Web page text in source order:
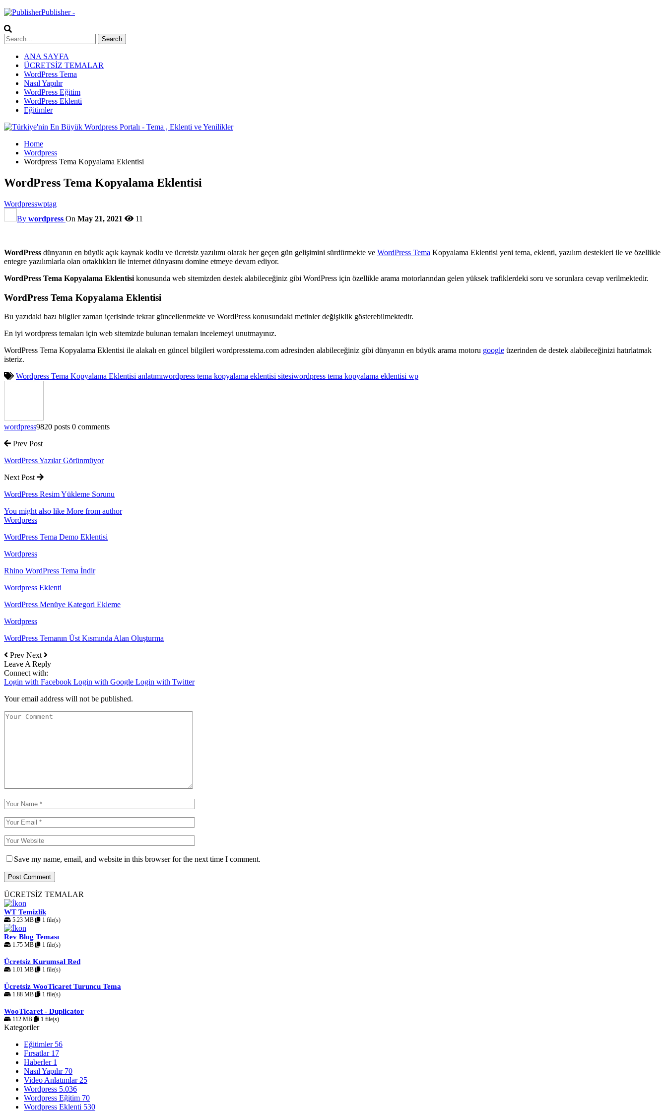
Publisher -
ANA SAYFA
ÜCRETSİZ TEMALAR
WordPress Tema
Nasıl Yapılır
WordPress Eğitim
WordPress Eklenti
Eğitimler
Home
Wordpress
Wordpress Tema Kopyalama Eklentisi
WordPress Tema Kopyalama Eklentisi
Wordpresswptag
By wordpress On May 21, 2021 11
WordPress dünyanın en büyük açık kaynak kodlu ve ücretsiz yazılımı olarak her geçen gün gelişimini sürdürmekte ve WordPress Tema Kopyalama Eklentisi yeni tema, eklenti, yazılım destekleri ile ve özellikle
entegre yazılımlarla olan ortaklıkları ile internet dünyasını domine etmeye devam ediyor.
WordPress Tema Kopyalama Eklentisi konusunda web sitemizden destek alabileceğiniz gibi WordPress için özellikle arama motorlarından gelen yüksek trafiklerdeki soru ve sorunlara cevap verilmektedir.
WordPress Tema Kopyalama Eklentisi
Bu yazıdaki bazı bilgiler zaman içerisinde tekrar güncellenmekte ve WordPress konusundaki metinler değişiklik gösterebilmektedir.
En iyi wordpress temaları için web sitemizde bulunan temaları incelemeyi unutmayınız.
WordPress Tema Kopyalama Eklentisi ile alakalı en güncel bilgileri wordpresstema.com adresinden alabileceğiniz gibi dünyanın en büyük arama motoru google üzerinden de destek alabileceğinizi hatırlatmak
isteriz.
Wordpress Tema Kopyalama Eklentisi anlatımıwordpress tema kopyalama eklentisi sitesiwordpress tema kopyalama eklentisi wp
wordpress9820 posts 0 comments
Prev Post
WordPress Yazılar Görünmüyor
Next Post
WordPress Resim Yükleme Sorunu
You might also like More from author
Wordpress
WordPress Tema Demo Eklentisi
Wordpress
Rhino WordPress Tema İndir
Wordpress Eklenti
WordPress Menüye Kategori Ekleme
Wordpress
WordPress Temanın Üst Kısmında Alan Oluşturma
Prev Next
Leave A Reply
Connect with:
Login with Facebook Login with Google Login with Twitter
Your email address will not be published.
Save my name, email, and website in this browser for the next time I comment.
ÜCRETSİZ TEMALAR
WT Temizlik
5.23 MB 1 file(s)
Rev Blog Teması
1.75 MB 1 file(s)
Ücretsiz Kurumsal Red
1.01 MB 1 file(s)
Ücretsiz WooTicaret Turuncu Tema
1.88 MB 1 file(s)
WooTicaret - Duplicator
112 MB 1 file(s)
Kategoriler
Eğitimler 56
Fırsatlar 17
Haberler 1
Nasıl Yapılır 70
Video Anlatımlar 25
Wordpress 5.036
Wordpress Eğitim 70
Wordpress Eklenti 530